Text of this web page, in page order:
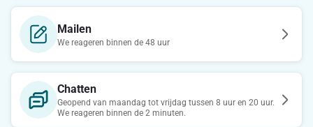
Mailen
We reageren binnen de 48 uur
Chatten
Geopend van maandag tot vrijdag tussen 8 uur en 20 uur.
We reageren binnen de 2 minuten.